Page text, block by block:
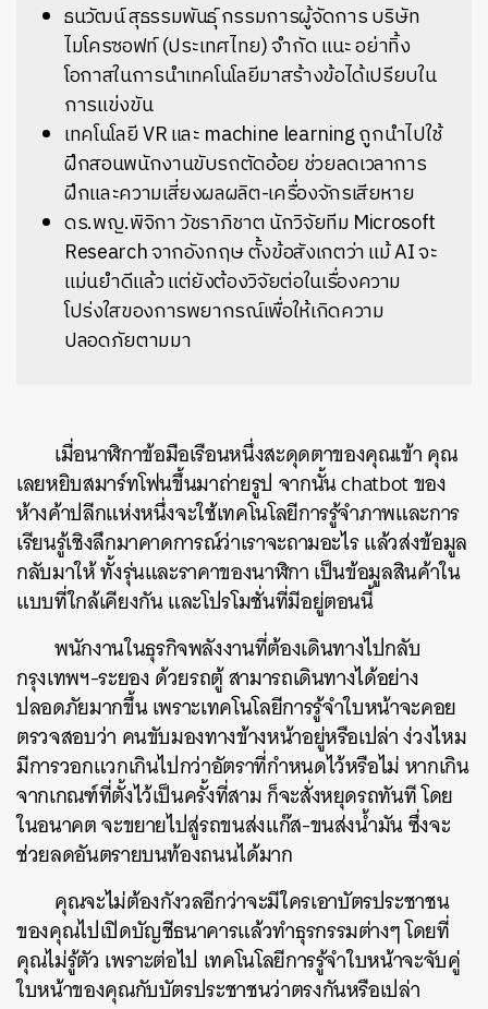
ธนวัฒน์ สุธรรมพันธุ์ กรรมการผู้จัดการ บริษัท
ไมโครซอฟท์ (ประเทศไทย) จำกัด แนะ อย่าทิ้ง
โอกาสในการนำเทคโนโลยีมาสร้างข้อได้เปรียบใน
การแข่งขัน
เทคโนโลยี VR และ machine learning ถูกนำไปใช้
ฝึกสอนพนักงานขับรถตัดอ้อย ช่วยลดเวลาการ
ฝึกและความเสี่ยงผลผลิต-เครื่องจักรเสียหาย
ดร.พญ.พิจิกา วัชราภิชาต นักวิจัยทีม Microsoft
Research จากอังกฤษ ตั้งข้อสังเกตว่า แม้ AI จะ
แม่นยำดีแล้ว แต่ยังต้องวิจัยต่อในเรื่องความ
โปร่งใสของการพยากรณ์เพื่อให้เกิดความ
ปลอดภัยตามมา
เมื่อนาฬิกาข้อมือเรือนหนึ่งสะดุดตาของคุณเข้าคุณ
เลยหยิบสมาร์ทโฟนขึ้นมาถ่ายรูป จากนั้น chatbot ของ
ห้างค้าปลีกแห่งหนึ่งจะใช้เทคโนโลยีการรู้จำภาพและการ
เรียนรู้เชิงลึกมาคาดการณ์ว่าเราจะถามอะไร แล้วส่งข้อมูล
กลับมาให้ ทั้งรุ่นและราคาของนาฬิกา เป็นข้อมูลสินค้าใน
แบบที่ใกล้เคียงกัน และโปรโมชั่นที่มีอยู่ตอนนี้
พนักงานในธุรกิจพลังงานที่ต้องเดินทางไปกลับ
กรุงเทพฯ-ระยอง ด้วยรถตู้ สามารถเดินทางได้อย่าง
ปลอดภัยมากขึ้น เพราะเทคโนโลยีการรู้จำใบหน้าจะคอย
ตรวจสอบว่า คนขับมองทางข้างหน้าอยู่หรือเปล่า ง่วงไหม
มีการวอกแวกเกินไปกว่าอัตราที่กำหนดไว้หรือไม่ หากเกิน
จากเกณฑ์ที่ตั้งไว้เป็นครั้งที่สาม ก็จะสั่งหยุดรถทันที โดย
ในอนาคต จะขยายไปสู่รถขนส่งแก๊ส-ขนส่งน้ำมัน ซึ่งจะ
ช่วยลดอันตรายบนท้องถนนได้มาก
คุณจะไม่ต้องกังวลอีกว่าจะมีใครเอาบัตรประชาชน
ของคุณไปเปิดบัญชีธนาคารแล้วทำธุรกรรมต่างๆ โดยที่
คุณไม่รู้ตัว เพราะต่อไป เทคโนโลยีการรู้จำใบหน้าจะจับคู่
ใบหน้าของคุณกับบัตรประชาชนว่าตรงกันหรือเปล่า